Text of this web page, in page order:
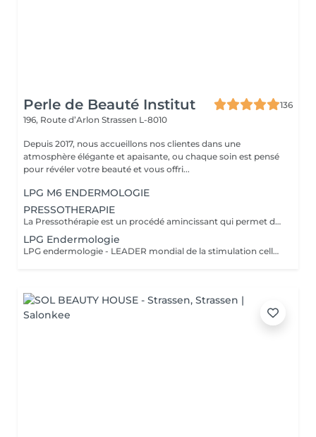
Perle de Beauté Institut
136
196, Route d’Arlon Strassen L-8010
Depuis 2017, nous accueillons nos clientes dans une
atmosphère élégante et apaisante, ou chaque soin est pensé
pour révéler votre beauté et vous offri...
LPG M6 ENDERMOLOGIE
PRESSOTHERAPIE
La Pressothérapie est un procédé amincissant qui permet de traiter les problèmes de rétention d'eau, de circulation sanguine, et soulagé les jambes lourdes. Cette technique mécanique agit comme un drainage lymphatique. Nous utilisons un appareil de Pressothérapie qui opére un massage par compression et décompression. Les alvéoles des accessoires se remplissent d'air à un rythme varié et exercent des pressions multiples et douces sur les parties traitées.
LPG Endermologie
LPG endermologie - LEADER mondial de la stimulation cellulaire! Une triple action simultanée en un seul et meme traitement: - raffermir la peau, redensification naturelle du derme (collagène, élastine, acide hyaluronique endogènes) - lisser la peau d'orange - déstocker les graisses résistantes&localisées +70% Des résultats visibles dès la 3-em séance